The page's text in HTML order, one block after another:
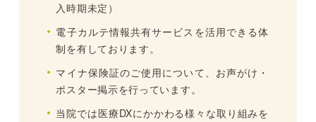
入時期未定）
電子カルテ情報共有サービスを活用できる体
制を有しております。
マイナ保険証のご使用について、お声がけ・
ポスター掲示を行っています。
当院では医療DXにかかわる様々な取り組みを